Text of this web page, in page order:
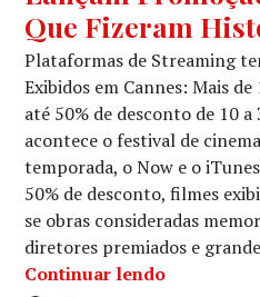
Que Fizeram
Plataformas de Streaming
Exibidos em Cannes: Mais
até 50% de desconto de 10
acontece o festival de
temporada, o Now e o
50% de desconto, filmes
se obras consideradas
diretores premiados e
Continuar lendo